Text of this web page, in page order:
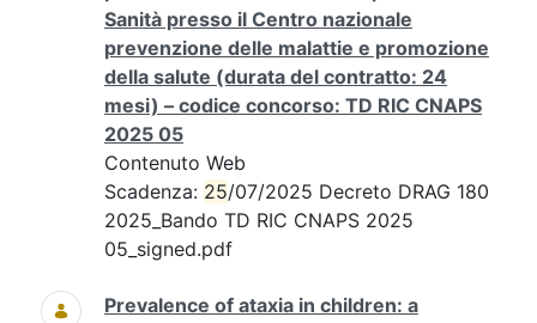
Sanità presso il Centro nazionale
prevenzione delle malattie e promozione
della salute (durata del contratto: 24
mesi) – codice concorso: TD RIC CNAPS
2025 05
Contenuto Web
Scadenza: 25/07/2025 Decreto DRAG 180
2025_Bando TD RIC CNAPS 2025
05_signed.pdf
Prevalence of ataxia in children: a